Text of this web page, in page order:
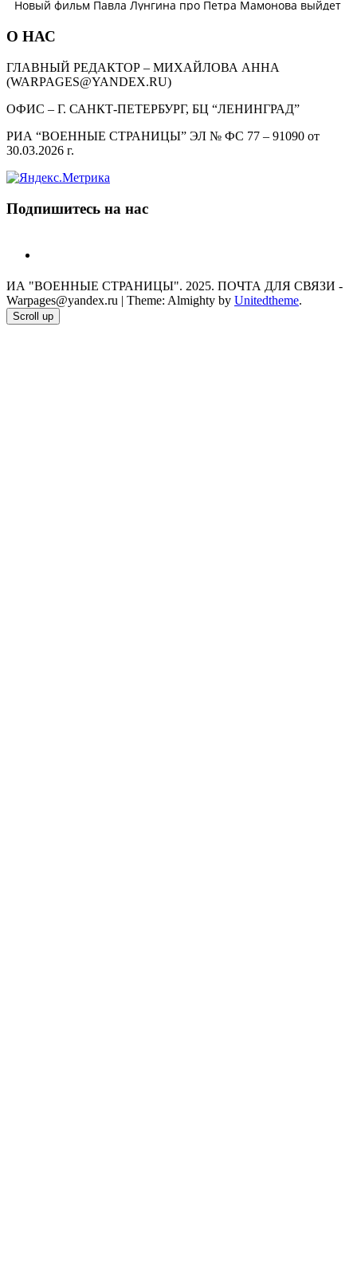
О НАС
ГЛАВНЫЙ РЕДАКТОР – МИХАЙЛОВА АННА
(WARPAGES@YANDEX.RU)
ОФИС – Г. САНКТ-ПЕТЕРБУРГ, БЦ “ЛЕНИНГРАД”
РИА “ВОЕННЫЕ СТРАНИЦЫ” ЭЛ № ФС 77 – 91090 от
30.03.2026 г.
Подпишитесь на нас
ИА "ВОЕННЫЕ СТРАНИЦЫ". 2025. ПОЧТА ДЛЯ СВЯЗИ -
Warpages@yandex.ru | Theme: Almighty by Unitedtheme.
Scroll up